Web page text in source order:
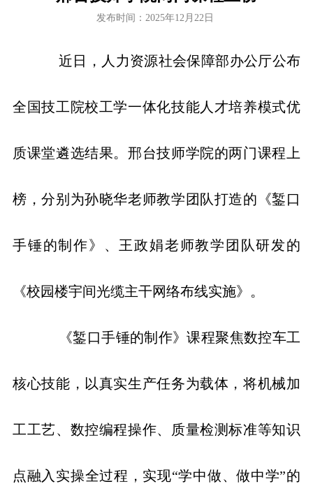
发布时间：2025年12月22日
近日，人力资源社会保障部办公厅公布
全国技工院校工学一体化技能人才培养模式优
质课堂遴选结果。邢台技师学院的两门课程上
榜，分别为孙晓华老师教学团队打造的《錾口
手锤的制作》、王政娟老师教学团队研发的
《校园楼宇间光缆主干网络布线实施》。
《錾口手锤的制作》课程聚焦数控车工
核心技能，以真实生产任务为载体，将机械加
工工艺、数控编程操作、质量检测标准等知识
点融入实操全过程，实现“学中做、做中学”的